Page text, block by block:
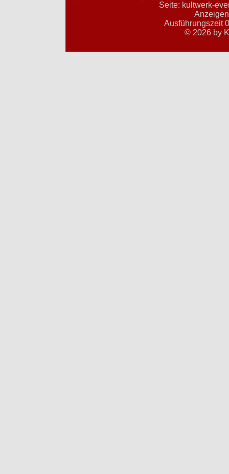
Seite: kultwerk-
Ausführungszeit
© 2026 by